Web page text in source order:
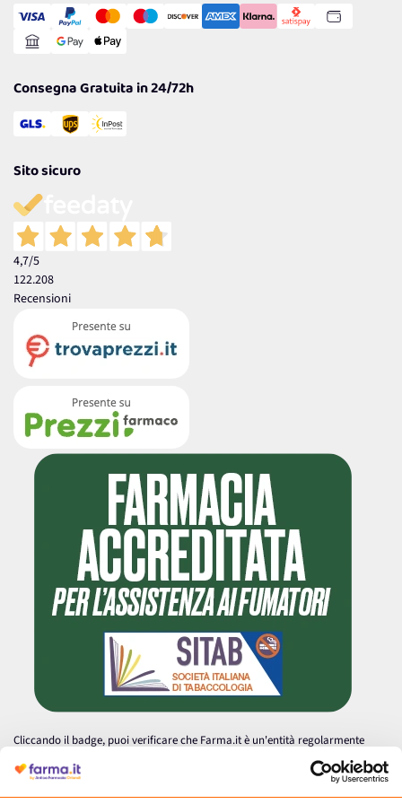
Gestisci Cookie
Reso Facile e Veloce
Consegna Gratuita in 24/72h
Sito sicuro
4,7/5
122.208
Recensioni
Cliccando il badge, puoi verificare che Farma.it è un'entità regolarmente
autorizzata dal Ministero della Salute a effettuare la vendita online di
medicinali.